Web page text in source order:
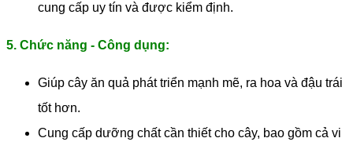
cung cấp uy tín và được kiểm định.
5. Chức năng - Công dụng:
Giúp cây ăn quả phát triển mạnh mẽ, ra hoa và đậu trái
tốt hơn.
Cung cấp dưỡng chất cần thiết cho cây, bao gồm cả vi